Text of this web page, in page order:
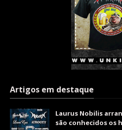
Artigos em destaque
Laurus Nobilis
são conhecidos os